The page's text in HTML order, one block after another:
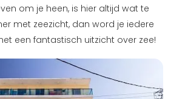
om je heen, is hier altijd wat te
met zeezicht, dan word je iedere
een fantastisch uitzicht over zee!